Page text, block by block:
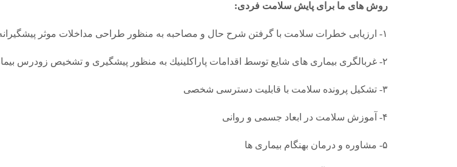
روش های ما برای پایش سلامت فردی:
۱- ارزیابی خطرات سلامت با گرفتن شرح حال و مصاحبه به منظور طراحی مداخلات موثر پیشگیرانه
۲- غربالگری بیماری های شایع توسط اقدامات پاراکلینیك به منظور پیشگیری و تشخیص زودرس بیماری ها
۳- تشکیل پرونده سلامت با قابلیت دسترسی شخصی
۴- آموزش سلامت در ابعاد جسمی و روانی
۵- مشاوره و درمان بهنگام بیماری ها